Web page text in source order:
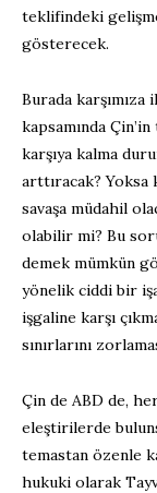
teklifindeki
gösterecek.
Burada karşımıza
kapsamında
karşıya kalma
arttıracak? Yoksa
savaşa müdahil
olabilir mi? Bu
demek mümkün
yönelik ciddi bir
işgaline karşı
sınırlarını
Çin de ABD de,
eleştirilerde
temastan özenle
hukuki olarak